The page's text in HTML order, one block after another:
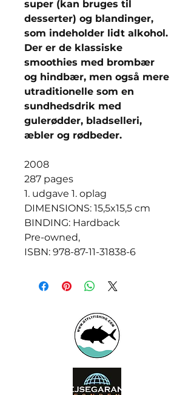
super (kan bruges til
desserter) og blandinger,
som indeholder lidt alkohol.
Der er de klassiske
smoothies med brombær
og hindbær, men også mere
utraditionelle som en
sundhedsdrik med
gulerødder, bladselleri,
æbler og rødbeder.
2008
287 pages
1. udgave 1. oplag
DIMENSIONS: 15,5x15,5 cm
BINDING: Hardback
Pre-owned,
ISBN: 978-87-11-31838-6